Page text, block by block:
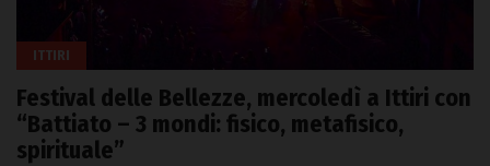
ITTIRI
Festival delle Bellezze, mercoledì a Ittiri con
“Battiato – 3 mondi: fisico, metafisico,
spirituale”